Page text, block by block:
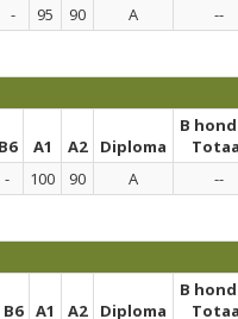
- 95 90 A --
B6 A1 A2 Diploma
B
- 100 90 A --
B6 A1 A2 Diploma
B